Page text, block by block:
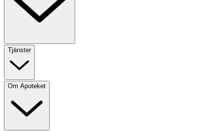
Tjänster
Om Apoteket